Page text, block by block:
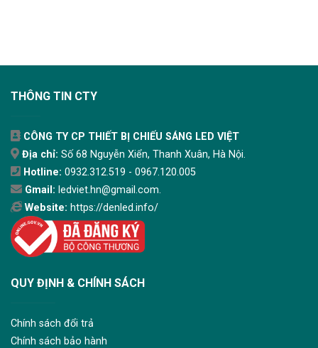
THÔNG TIN CTY
CÔNG TY CP THIẾT BỊ CHIẾU SÁNG LED VIỆT
Địa chỉ: Số 68 Nguyễn Xiển, Thanh Xuân, Hà Nội.
Hotline: 0932.312.519 - 0967.120.005
Gmail: ledviet.hn@gmail.com.
Website: https://denled.info/
QUY ĐỊNH & CHÍNH SÁCH
Chính sách đổi trả
Chính sách bảo hành